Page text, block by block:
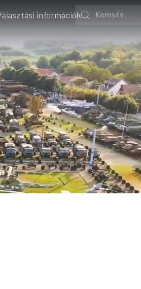
információk